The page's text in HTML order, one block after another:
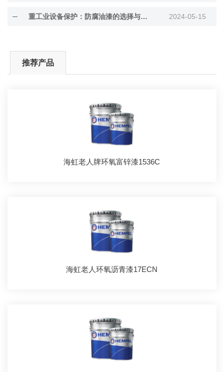
重工业设备保护：防腐油漆的选择与评估标准 2024-05-15
推荐产品
海虹老人牌环氧富锌漆1536C
海虹老人环氧沥青漆17ECN